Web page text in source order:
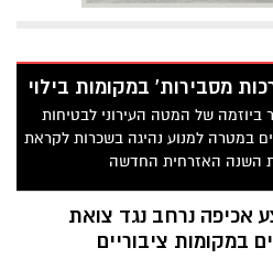
מסבירות' במקומות בילוי
ביוזמה של המטה העירוני לבטיחות
במטרה למנוע נהיגה בשכרות לקראת
השנה האזרחית החדשה
אכיפה נרחב נגד צואת
במקומות ציבוריים